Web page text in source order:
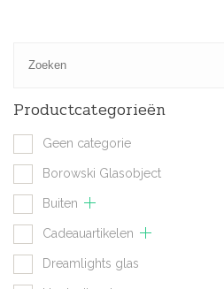
Productcategorieën
Geen categorie
Borowski Glasobject
Buiten
Cadeauartikelen
Dreamlights glas